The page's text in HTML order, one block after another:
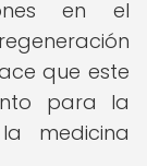
en el
que este
para la
medicina